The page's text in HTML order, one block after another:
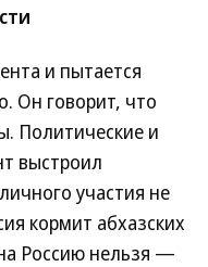
и пытается
Он говорит, что
Политические и
выстроил
участия не
кормит абхазских
Россию нельзя —